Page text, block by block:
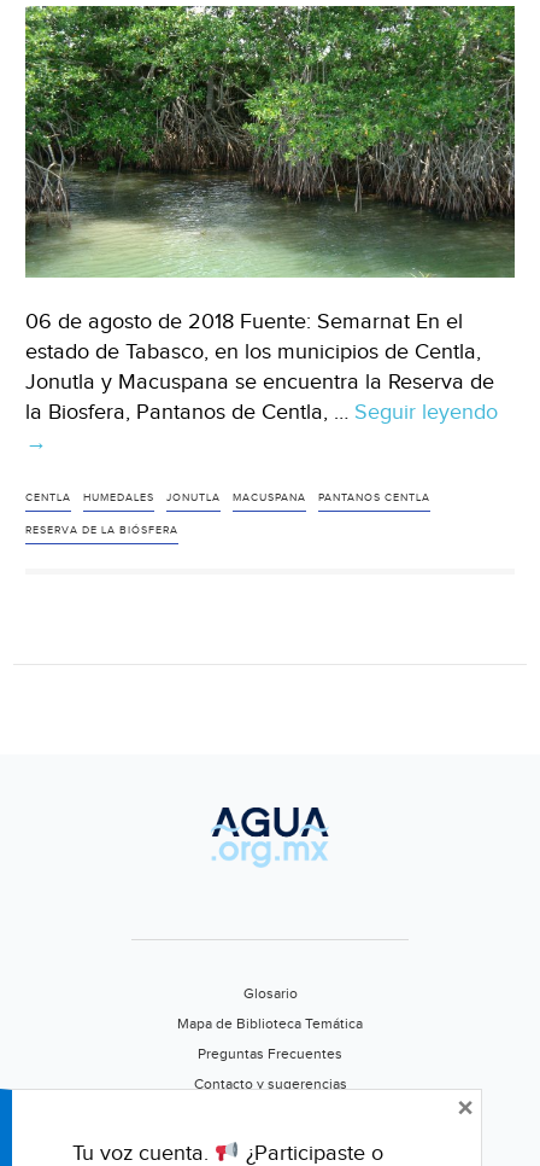
06 de agosto de 2018 Fuente: Semarnat En el
estado de Tabasco, en los municipios de Centla,
Jonutla y Macuspana se encuentra la Reserva de
la Biosfera, Pantanos de Centla, … Seguir leyendo
→
CENTLA HUMEDALES JONUTLA MACUSPANA PANTANOS CENTLA
RESERVA DE LA BIÓSFERA
Glosario
Mapa de Biblioteca Temática
Preguntas Frecuentes
Contacto y sugerencias
Califica este portal
Tu voz cuenta. ¿Participaste o
×